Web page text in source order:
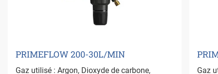
PRIMEFLOW 200-30L/MIN
Gaz utilisé : Argon, Dioxyde de carbone,
Gaz